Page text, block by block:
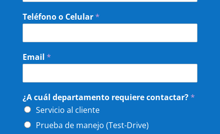
Teléfono o Celular*
Email *
¿A cuál departamento requiere contactar?*
Servicio al cliente
Prueba de manejo (Test-Drive)